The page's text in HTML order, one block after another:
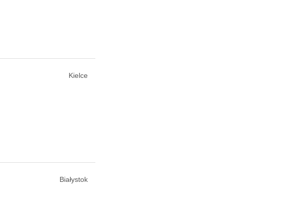
Kielce
Białystok